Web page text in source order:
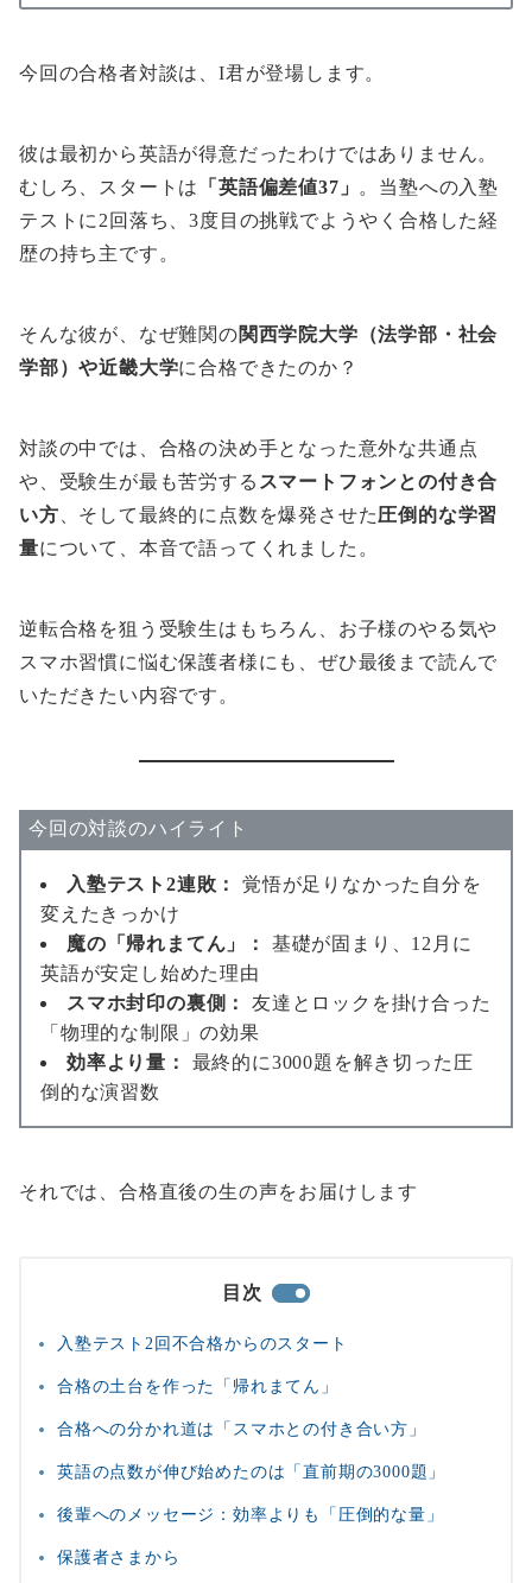
今回の合格者対談は、I君が登場します。
彼は最初から英語が得意だったわけではありません。
むしろ、スタートは
「英語偏差値37」 。当塾への入塾
テストに2回落ち、3度目の挑戦でようやく合格した経
歴の持ち主です。
そんな彼が、なぜ難関の関西学院大学（法学部・社会
学部）や近畿大学に合格できたのか？
対談の中では、合格の決め手となった意外な共通点
や、受験生が最も苦労する スマートフォンとの付き合
い方 、そして最終的に点数を爆発させた圧倒的な学習
量について、本音で語ってくれました。
逆転合格を狙う受験生はもちろん、お子様のやる気や
スマホ習慣に悩む保護者様にも、ぜひ最後まで読んで
いただきたい内容です。
今回の対談のハイライト
入塾テスト2連敗：
覚悟が足りなかった自分を
変えたきっかけ
魔の「帰れまてん」：
基礎が固まり、12月に
英語が安定し始めた理由
スマホ封印の裏側：
友達とロックを掛け合った
「物理的な制限」の効果
効率より量：
最終的に3000題を解き切った圧
倒的な演習数
それでは、合格直後の生の声をお届けします
目次
入塾テスト2回不合格からのスタート
合格の土台を作った「帰れまてん」
合格への分かれ道は「スマホとの付き合い方」
英語の点数が伸び始めたのは「直前期の3000題」
後輩へのメッセージ：効率よりも「圧倒的な量」
保護者さまから